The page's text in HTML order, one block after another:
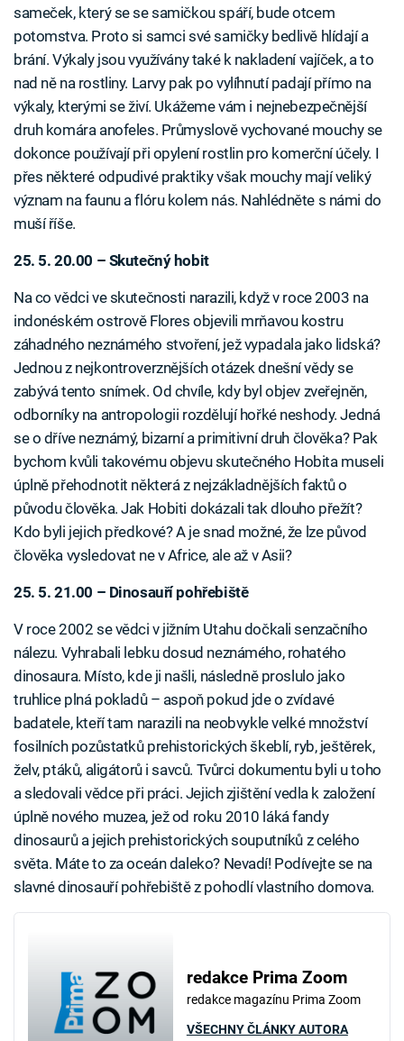
sameček, který se se samičkou spáří, bude otcem
potomstva. Proto si samci své samičky bedlivě hlídají a
brání. Výkaly jsou využívány také k nakladení vajíček, a to
nad ně na rostliny. Larvy pak po vylíhnutí padají přímo na
výkaly, kterými se živí. Ukážeme vám i nejnebezpečnější
druh komára anofeles. Průmyslově vychované mouchy se
dokonce používají při opylení rostlin pro komerční účely. I
přes některé odpudivé praktiky však mouchy mají veliký
význam na faunu a flóru kolem nás. Nahlédněte s námi do
muší říše.
25. 5. 20.00 – Skutečný hobit
Na co vědci ve skutečnosti narazili, když v roce 2003 na
indonéském ostrově Flores objevili mrňavou kostru
záhadného neznámého stvoření, jež vypadala jako lidská?
Jednou z nejkontroverznějších otázek dnešní vědy se
zabývá tento snímek. Od chvíle, kdy byl objev zveřejněn,
odborníky na antropologii rozdělují hořké neshody. Jedná
se o dříve neznámý, bizarní a primitivní druh člověka? Pak
bychom kvůli takovému objevu skutečného Hobita museli
úplně přehodnotit některá z nejzákladnějších faktů o
původu člověka. Jak Hobiti dokázali tak dlouho přežít?
Kdo byli jejich předkové? A je snad možné, že lze původ
člověka vysledovat ne v Africe, ale až v Asii?
25. 5. 21.00 – Dinosauří pohřebiště
V roce 2002 se vědci v jižním Utahu dočkali senzačního
nálezu. Vyhrabali lebku dosud neznámého, rohatého
dinosaura. Místo, kde ji našli, následně proslulo jako
truhlice plná pokladů – aspoň pokud jde o zvídavé
badatele, kteří tam narazili na neobvykle velké množství
fosilních pozůstatků prehistorických škeblí, ryb, ještěrek,
želv, ptáků, aligátorů i savců. Tvůrci dokumentu byli u toho
a sledovali vědce při práci. Jejich zjištění vedla k založení
úplně nového muzea, jež od roku 2010 láká fandy
dinosaurů a jejich prehistorických souputníků z celého
světa. Máte to za oceán daleko? Nevadí! Podívejte se na
slavné dinosauří pohřebiště z pohodlí vlastního domova.
redakce Prima Zoom
redakce magazínu Prima Zoom
VŠECHNY ČLÁNKY AUTORA